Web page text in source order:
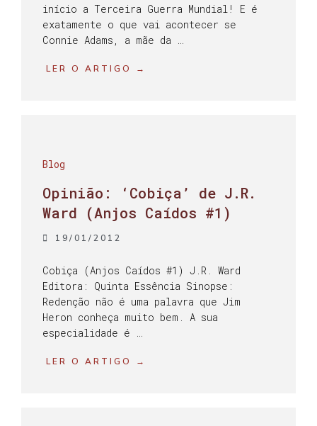
início a Terceira Guerra Mundial! E é
exatamente o que vai acontecer se
Connie Adams, a mãe da …
LER O ARTIGO →
Blog
Opinião: ‘Cobiça’ de J.R.
Ward (Anjos Caídos #1)
19/01/2012
Cobiça (Anjos Caídos #1) J.R. Ward
Editora: Quinta Essência Sinopse:
Redenção não é uma palavra que Jim
Heron conheça muito bem. A sua
especialidade é …
LER O ARTIGO →